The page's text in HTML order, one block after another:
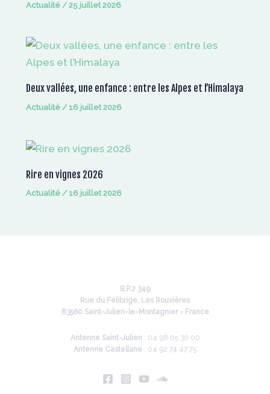
Actualité/25 juillet 2026
Deux vallées, une enfance : entre les Alpes et l’Himalaya
Actualité/16 juillet 2026
Rire en vignes 2026
Actualité/16 juillet 2026
B.P.2 349
Rue du Félibrige, Les Rouvières
83560 Saint-Julien-le-Montagnier - France
Antenne Saint-Julien : 04 98 05 30 00
Antenne Castellane : 04 92 74 47 75